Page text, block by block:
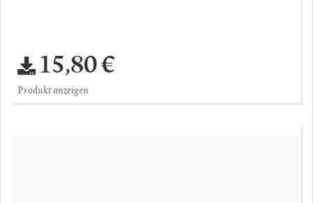
15,80 €
Produkt anzeigen